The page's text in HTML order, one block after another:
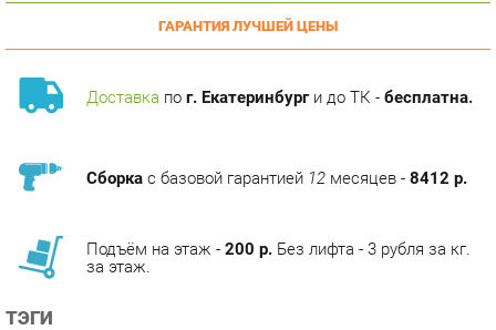
Доставкапог. Екатеринбурги до ТК -бесплатна.
ТЭГИ